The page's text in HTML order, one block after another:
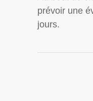
prévoir une
jours.